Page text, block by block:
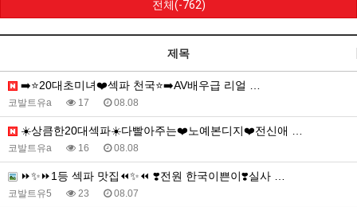
전체(-762)
제목
➡️⭐️20대초미녀❤️섹파 천국⭐️➡️AV배우급 리얼 …
코발트유a 17 08.08
☀️상큼한20대섹파☀️다빨아주는❤️노예본디지❤️전신애 …
코발트유a 16 08.08
⏩✨⏩1등 섹파 맛집⏪✨⏪ ❣️전원 한국이쁜이❣️실사 …
코발트유5 23 08.07